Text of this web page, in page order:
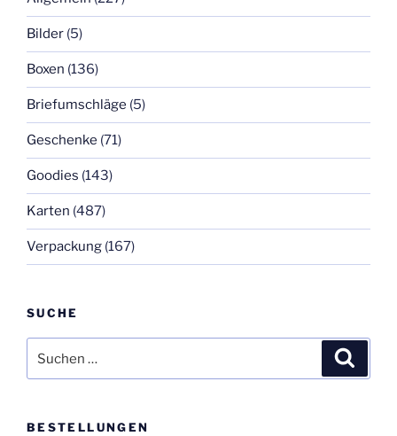
Bilder (5)
Boxen (136)
Briefumschläge (5)
Geschenke (71)
Goodies (143)
Karten (487)
Verpackung (167)
SUCHE
nach:
BESTELLUNGEN